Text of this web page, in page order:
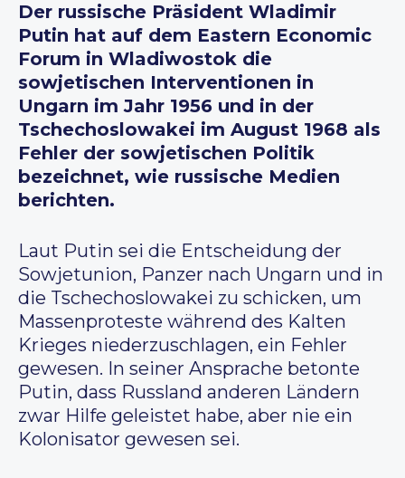
Der russische Präsident Wladimir
Putin hat auf dem Eastern Economic
Forum in Wladiwostok die
sowjetischen Interventionen in
Ungarn im Jahr 1956 und in der
Tschechoslowakei im August 1968 als
Fehler der sowjetischen Politik
bezeichnet, wie russische Medien
berichten.
Laut Putin sei die Entscheidung der
Sowjetunion, Panzer nach Ungarn und in
die Tschechoslowakei zu schicken, um
Massenproteste während des Kalten
Krieges niederzuschlagen, ein Fehler
gewesen. In seiner Ansprache betonte
Putin, dass Russland anderen Ländern
zwar Hilfe geleistet habe, aber nie ein
Kolonisator gewesen sei.